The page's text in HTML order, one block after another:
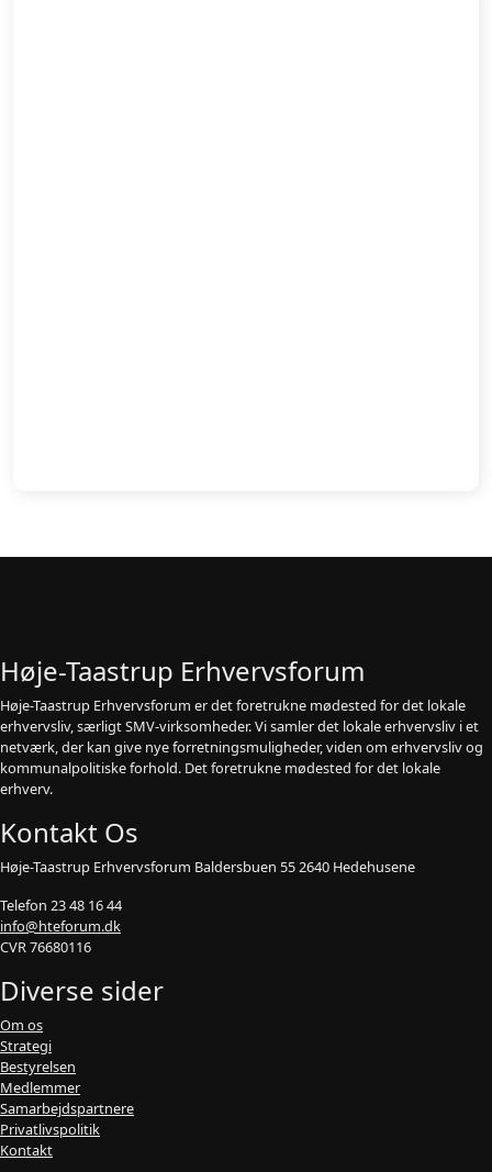
Høje-Taastrup Erhvervsforum
Høje-Taastrup Erhvervsforum er det foretrukne mødested for det lokale
erhvervsliv, særligt SMV-virksomheder. Vi samler det lokale erhvervsliv i et
netværk, der kan give nye forretningsmuligheder, viden om erhvervsliv og
kommunalpolitiske forhold. Det foretrukne mødested for det lokale
erhverv.
Kontakt Os
Høje-Taastrup Erhvervsforum Baldersbuen 55 2640 Hedehusene
Telefon 23 48 16 44
info@hteforum.dk
CVR 76680116
Diverse sider
Om os
Strategi
Bestyrelsen
Medlemmer
Samarbejdspartnere
Privatlivspolitik
Kontakt